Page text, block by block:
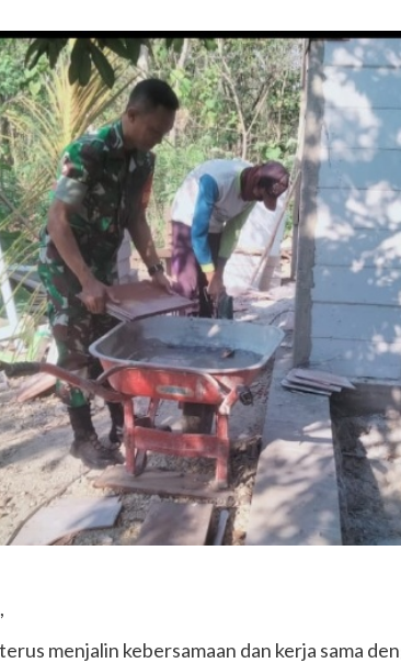
menjalin kebersamaan dan kerja sama